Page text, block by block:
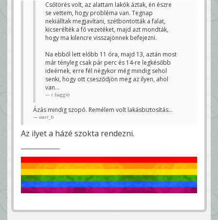
Csőtörés volt, az alattam lakók áztak, én észre
se vettem, hogy probléma van. Tegnap
nekiálltak megjavítani, szétbontották a falat,
kicserélték a fő vezetéket, majd azt mondták,
hogy ma kilencre visszajönnek befejezni.
Na ebből lett előbb 11 óra, majd 13, aztán most
már tényleg csak pár perc és 14-re legkésőbb
ideérnek, erre fél négykor még mindig sehol
senki, hogy ott csesződjön meg az ilyen, ahol
van...
r.baggio
Ázás mindig szopó. Remélem volt lakásbiztosítás...
warr_b
Az ilyet a házé szokta rendezni.